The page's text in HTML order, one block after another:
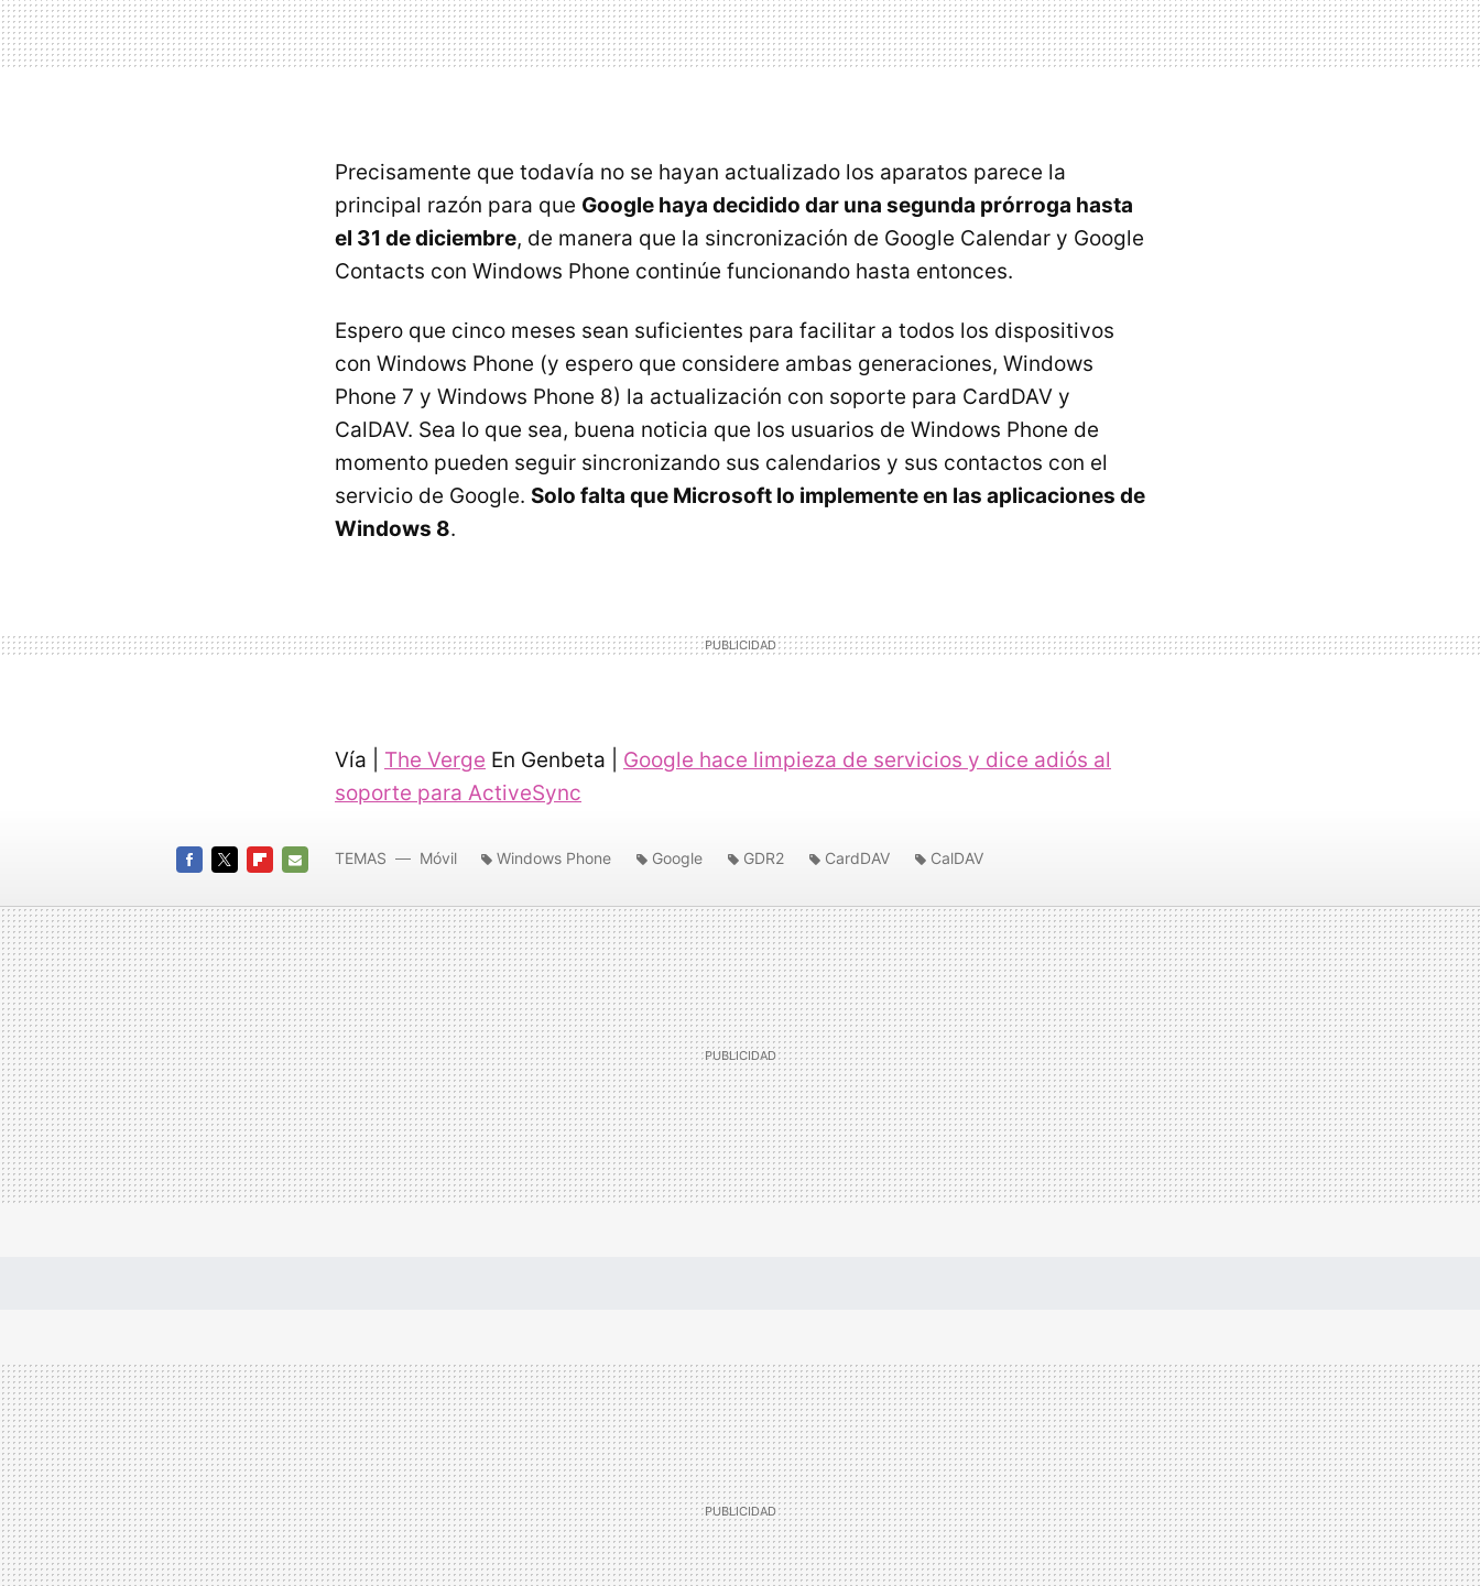
Precisamente que todavía no se hayan actualizado los aparatos parece la
principal razón para que Google haya decidido dar una segunda prórroga hasta
el 31 de diciembre, de manera que la sincronización de Google Calendar y Google
Contacts con Windows Phone continúe funcionando hasta entonces.
Espero que cinco meses sean suficientes para facilitar a todos los dispositivos
con Windows Phone (y espero que considere ambas generaciones, Windows
Phone 7 y Windows Phone 8) la actualización con soporte para CardDAV y
CalDAV. Sea lo que sea, buena noticia que los usuarios de Windows Phone de
momento pueden seguir sincronizando sus calendarios y sus contactos con el
servicio de Google. Solo falta que Microsoft lo implemente en las aplicaciones de
Windows 8.
Vía | The Verge En Genbeta | Google hace limpieza de servicios y dice adiós al
soporte para ActiveSync
MAIL
TEMAS Móvil Windows Phone Google GDR2 CardDAV CalDAV